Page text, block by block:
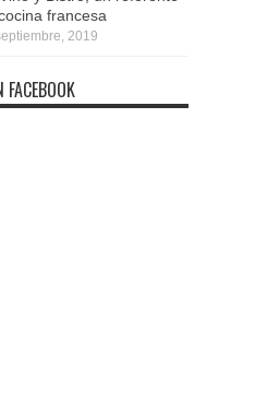
francesa
2019